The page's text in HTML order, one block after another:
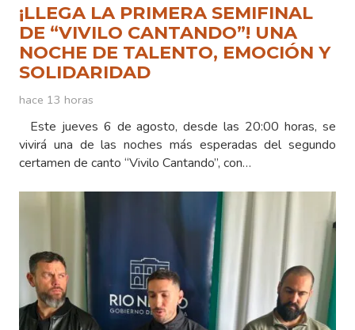
¡LLEGA LA PRIMERA SEMIFINAL
DE “VIVILO CANTANDO”! UNA
NOCHE DE TALENTO, EMOCIÓN Y
SOLIDARIDAD
hace 13 horas
Este jueves 6 de agosto, desde las 20:00 horas, se
vivirá una de las noches más esperadas del segundo
certamen de canto “Vivilo Cantando”, con…